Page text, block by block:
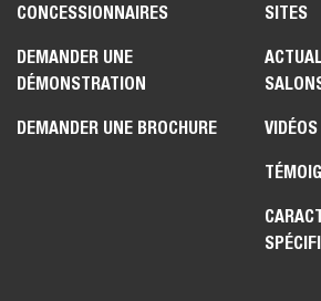
CONCESSIONNAIRES
DEMANDER UNE
DÉMONSTRATION
DEMANDER UNE BROCHURE
SITES